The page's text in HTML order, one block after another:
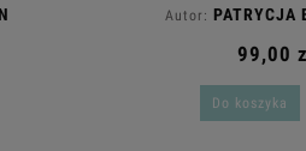
Autor: PATRYCJA
99,00
Do koszyka